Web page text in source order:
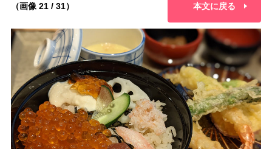
（画像 21 / 31） 本文に戻る